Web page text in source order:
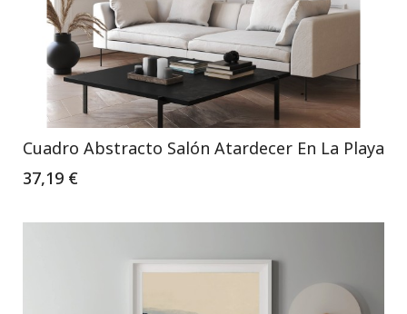
Cuadro Abstracto Salón Atardecer En La Playa
37,19 €